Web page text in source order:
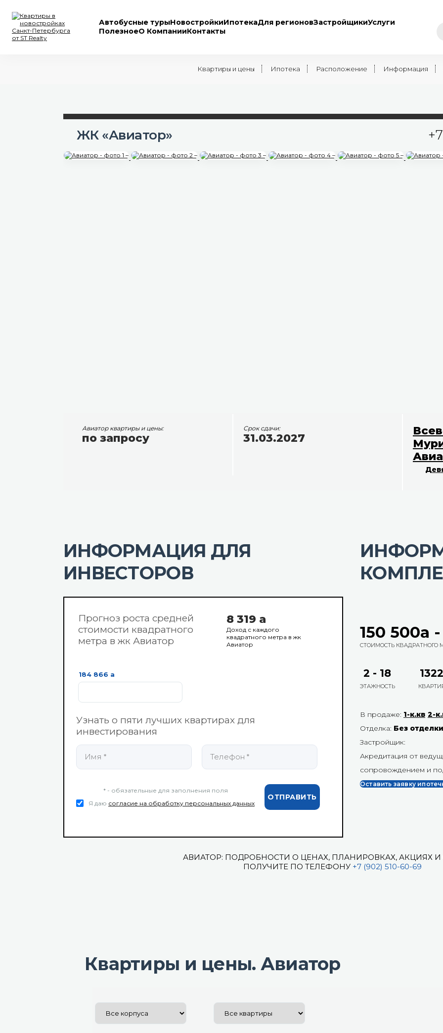
Автобусные турыНовостройкиИпотекаДля регионовЗастройщикиУслуги
ПолезноеО КомпанииКонтакты
Квартиры и цены Ипотека Расположение Информация
ЖК «Авиатор»
Авиатор квартиры и цены:
по запросу
Срок сдачи:
31.03.2027
ИНФОРМАЦИЯ ДЛЯ
ИНВЕСТОРОВ
184 866 a
Прогноз роста средней
стоимости квадратного
метра в жк Авиатор
8 319 a
Доход с каждого
квадратного метра в жк
Авиатор
Узнать о пяти лучших квартирах для
инвестирования
* - обязательные для заполнения поля
Я даю согласие на обработку персональных данных
150 500a -
СТОИМОСТЬ КВАДРАТНОГО
2 - 18
ЭТАЖНОСТЬ
1322
В продаже: 1-к.кв 2-
Отделка: Без отделки
Застройщик:
Акредитация от
сопровождением и
Оставить заявку
АВИАТОР: ПОДРОБНОСТИ О ЦЕНАХ, ПЛАНИРОВКАХ, АКЦИЯХ И
ПОЛУЧИТЕ ПО ТЕЛЕФОНУ +7 (902) 510-60-69
Квартиры и цены. Авиатор